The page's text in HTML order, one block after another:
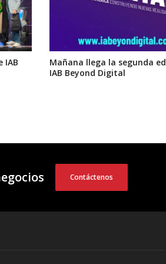
IAB
Mañana llega la segunda
IAB Beyond Digital
Contáctenos